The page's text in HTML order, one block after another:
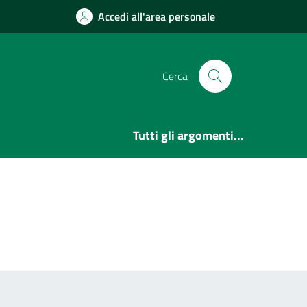
Accedi all'area personale
Cerca
Tutti gli argomenti...